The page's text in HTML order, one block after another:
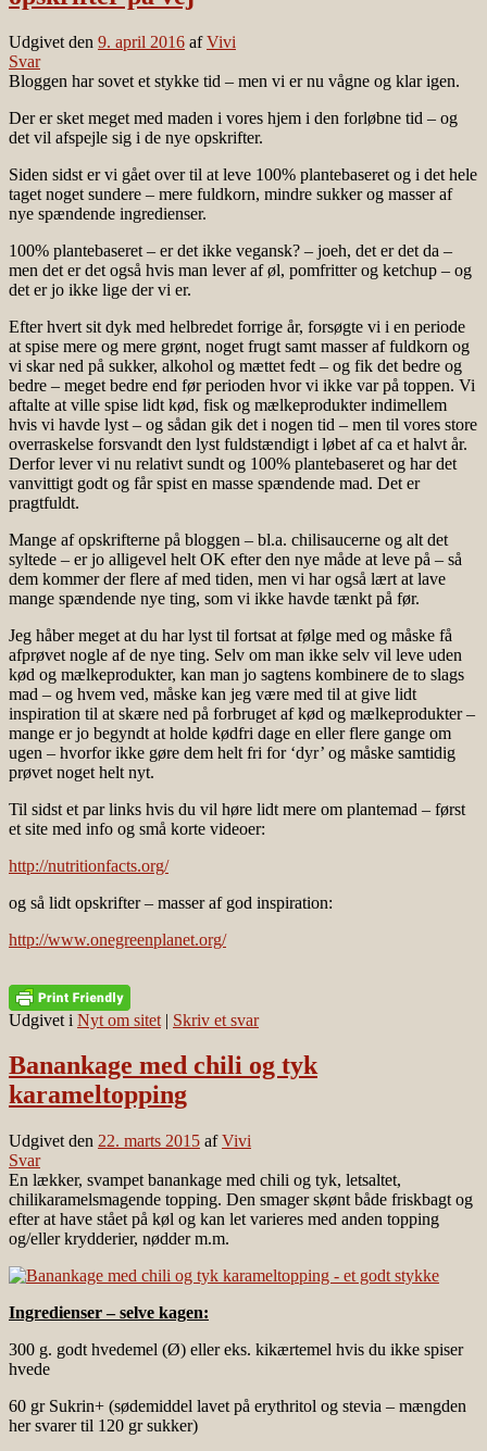
Udgivet den 9. april 2016 afVivi
Svar
Bloggen har sovet et stykke tid – men vi er nu vågne og klar igen.
Der er sket meget med maden i vores hjem i den forløbne tid – og
det vil afspejle sig i de nye opskrifter.
Siden sidst er vi gået over til at leve 100% plantebaseret og i det hele
taget noget sundere – mere fuldkorn, mindre sukker og masser af
nye spændende ingredienser.
100% plantebaseret – er det ikke vegansk? – joeh, det er det da –
men det er det også hvis man lever af øl, pomfritter og ketchup – og
det er jo ikke lige der vi er.
Efter hvert sit dyk med helbredet forrige år, forsøgte vi i en periode
at spise mere og mere grønt, noget frugt samt masser af fuldkorn og
vi skar ned på sukker, alkohol og mættet fedt – og fik det bedre og
bedre – meget bedre end før perioden hvor vi ikke var på toppen. Vi
aftalte at ville spise lidt kød, fisk og mælkeprodukter indimellem
hvis vi havde lyst – og sådan gik det i nogen tid – men til vores store
overraskelse forsvandt den lyst fuldstændigt i løbet af ca et halvt år.
Derfor lever vi nu relativt sundt og 100% plantebaseret og har det
vanvittigt godt og får spist en masse spændende mad. Det er
pragtfuldt.
Mange af opskrifterne på bloggen – bl.a. chilisaucerne og alt det
syltede – er jo alligevel helt OK efter den nye måde at leve på – så
dem kommer der flere af med tiden, men vi har også lært at lave
mange spændende nye ting, som vi ikke havde tænkt på før.
Jeg håber meget at du har lyst til fortsat at følge med og måske få
afprøvet nogle af de nye ting. Selv om man ikke selv vil leve uden
kød og mælkeprodukter, kan man jo sagtens kombinere de to slags
mad – og hvem ved, måske kan jeg være med til at give lidt
inspiration til at skære ned på forbruget af kød og mælkeprodukter –
mange er jo begyndt at holde kødfri dage en eller flere gange om
ugen – hvorfor ikke gøre dem helt fri for ‘dyr’ og måske samtidig
prøvet noget helt nyt.
Til sidst et par links hvis du vil høre lidt mere om plantemad – først
et site med info og små korte videoer:
http://nutritionfacts.org/
og så lidt opskrifter – masser af god inspiration:
http://www.onegreenplanet.org/
Udgivet i Nyt om sitet | Skriv et svar
Banankage med chili og tyk
karameltopping
Udgivet den 22. marts 2015 afVivi
Svar
En lækker, svampet banankage med chili og tyk, letsaltet,
chilikaramelsmagende topping. Den smager skønt både friskbagt og
efter at have stået på køl og kan let varieres med anden topping
og/eller krydderier, nødder m.m.
Ingredienser – selve kagen:
300 g. godt hvedemel (Ø) eller eks. kikærtemel hvis du ikke spiser
hvede
60 gr Sukrin+ (sødemiddel lavet på erythritol og stevia – mængden
her svarer til 120 gr sukker)